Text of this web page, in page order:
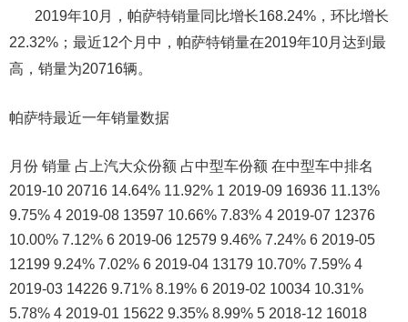
2019年10月，帕萨特销量同比增长168.24%，环比增长
22.32%；最近12个月中，帕萨特销量在2019年10月达到最
高，销量为20716辆。
帕萨特最近一年销量数据
月份 销量 占上汽大众份额 占中型车份额 在中型车中排名
2019-10 20716 14.64% 11.92% 1 2019-09 16936 11.13%
9.75% 4 2019-08 13597 10.66% 7.83% 4 2019-07 12376
10.00% 7.12% 6 2019-06 12579 9.46% 7.24% 6 2019-05
12199 9.24% 7.02% 6 2019-04 13179 10.70% 7.59% 4
2019-03 14226 9.71% 8.19% 6 2019-02 10034 10.31%
5.78% 4 2019-01 15622 9.35% 8.99% 5 2018-12 16018